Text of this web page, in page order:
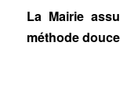
La Mairie
méthode